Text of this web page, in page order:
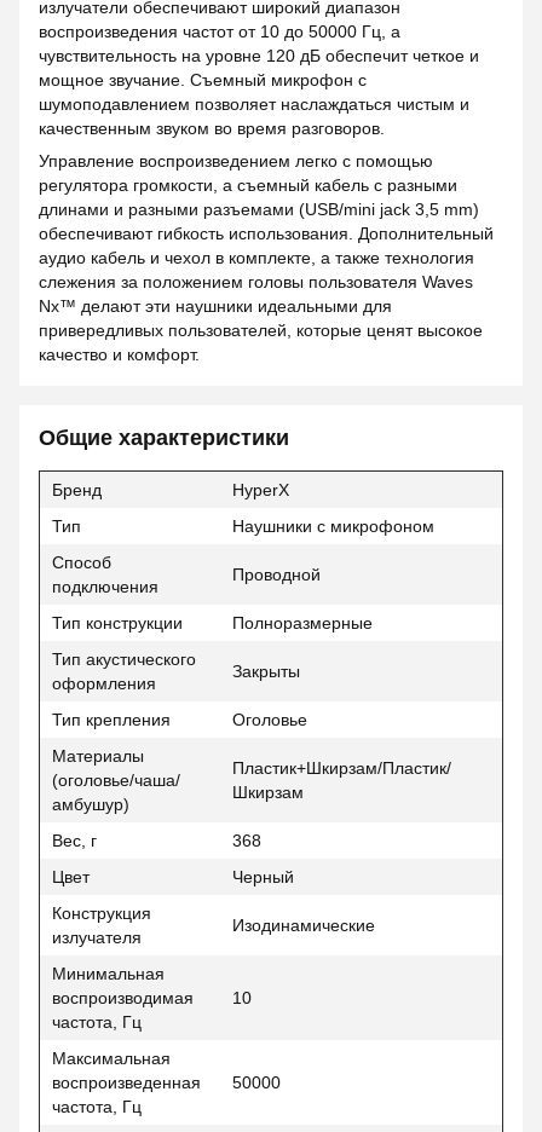
излучатели обеспечивают широкий диапазон
воспроизведения частот от 10 до 50000 Гц, а
чувствительность на уровне 120 дБ обеспечит четкое и
мощное звучание. Съемный микрофон с
шумоподавлением позволяет наслаждаться чистым и
качественным звуком во время разговоров.
Управление воспроизведением легко с помощью
регулятора громкости, а съемный кабель с разными
длинами и разными разъемами (USB/mini jack 3,5 mm)
обеспечивают гибкость использования. Дополнительный
аудио кабель и чехол в комплекте, а также технология
слежения за положением головы пользователя Waves
Nx™ делают эти наушники идеальными для
привередливых пользователей, которые ценят высокое
качество и комфорт.
Общие характеристики
Бренд
HyperX
Тип
Наушники с микрофоном
Способ
подключения
Проводной
Тип конструкции
Полноразмерные
Тип акустического
оформления
Закрыты
Тип крепления
Оголовье
Материалы
(оголовье/чаша/
амбушур)
Пластик+Шкирзам/Пластик/
Шкирзам
Вес, г
368
Цвет
Черный
Конструкция
излучателя
Изодинамические
Минимальная
воспроизводимая
частота, Гц
10
Максимальная
воспроизведенная
частота, Гц
50000